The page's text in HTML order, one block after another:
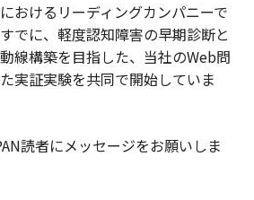
おけるリーディングカンパニーで
でに、軽度認知障害の早期診断と
線構築を目指した、当社のWeb問
実証実験を共同で開始していま
読者にメッセージをお願いしま